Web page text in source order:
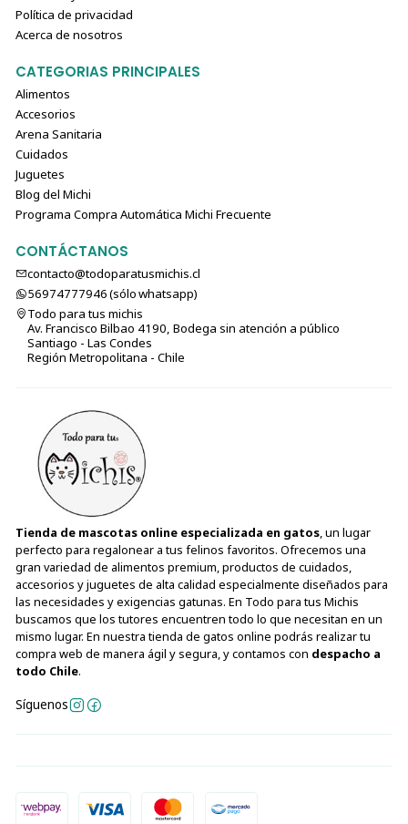
Política de privacidad
Acerca de nosotros
CATEGORIAS PRINCIPALES
Alimentos
Accesorios
Arena Sanitaria
Cuidados
Juguetes
Blog del Michi
Programa Compra Automática Michi Frecuente
CONTÁCTANOS
contacto@todoparatusmichis.cl
56974777946 (sólo⁣⁣⁣⁣⁣​​​​​​​​​​​​​​​ whatsapp)
Todo para tus michis
Av. Francisco Bilbao 4190, Bodega sin atención a público
Santiago - Las Condes
Región Metropolitana - Chile
Tienda de mascotas online especializada en gatos, un lugar
perfecto para regalonear a tus felinos favoritos. Ofrecemos una
gran variedad de alimentos premium, productos de cuidados,
accesorios y juguetes de alta calidad especialmente diseñados para
las necesidades y exigencias gatunas. En Todo para tus Michis
buscamos que los tutores encuentren todo lo que necesitan en un
mismo lugar. En nuestra tienda de gatos online podrás realizar tu
compra web de manera ágil y segura, y contamos con despacho a
todo Chile.
Síguenos